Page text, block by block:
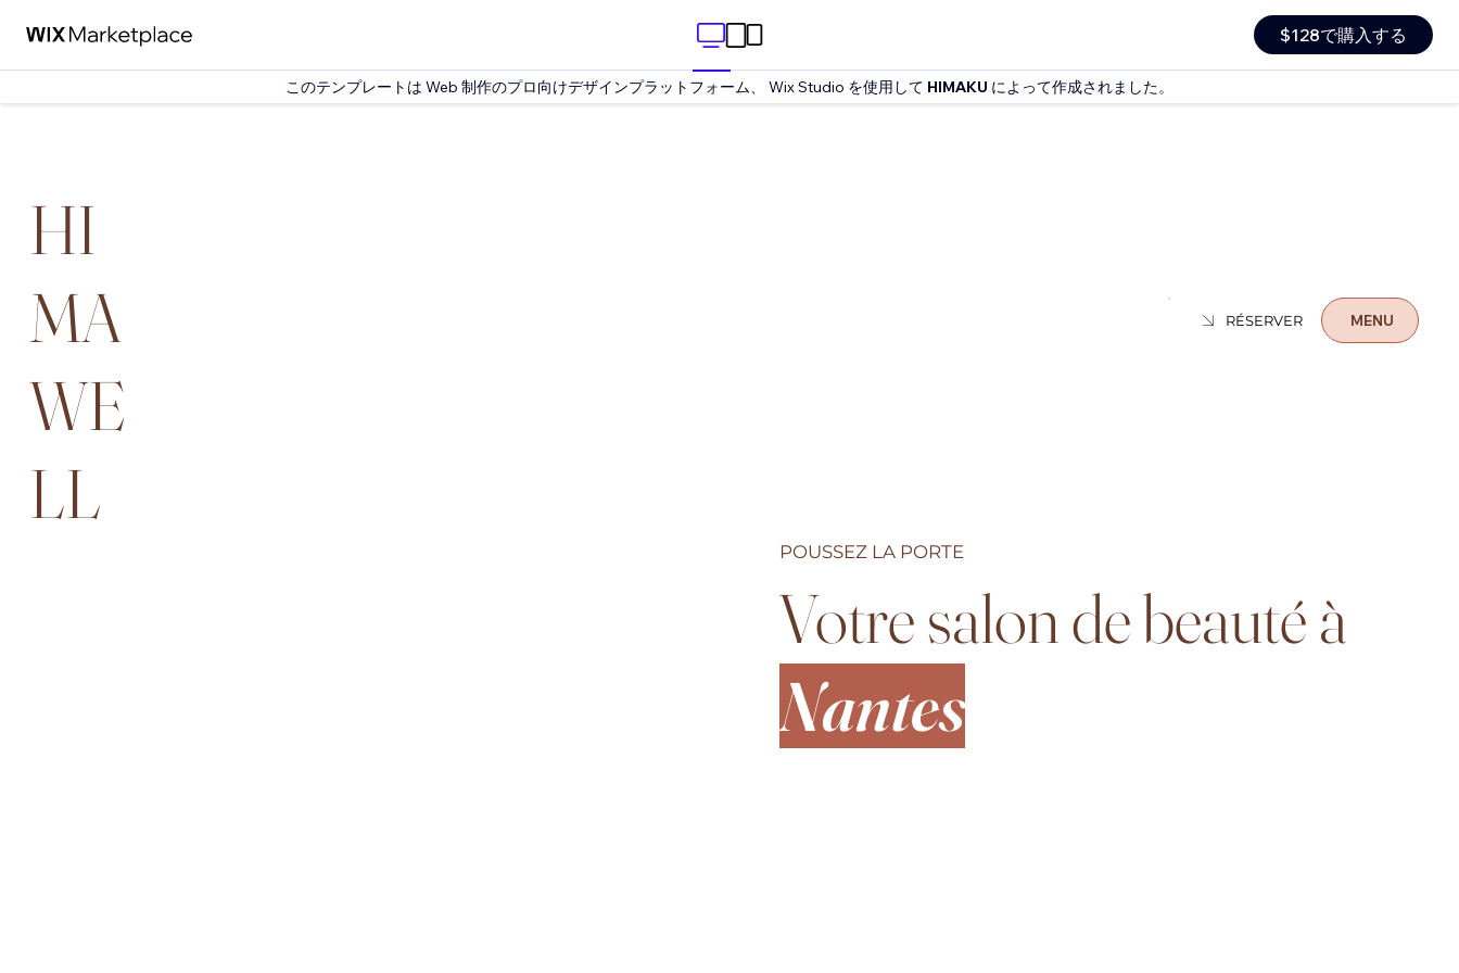
$128で購入する
このテンプレートは Web 制作のプロ向けデザインプラットフォーム、 Wix Studio を使用して HIMAKU によって作成されました。